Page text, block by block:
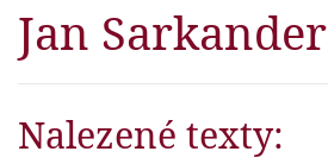
Jan Sarkander
Nalezené texty: